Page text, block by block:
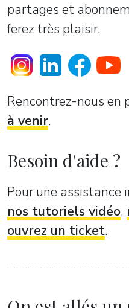
partages et
ferez très plaisir.
Rencontrez-nous en
à venir.
Besoin d'aide ?
Pour une assistance
nos tutoriels vidéo,
ouvrez un ticket.